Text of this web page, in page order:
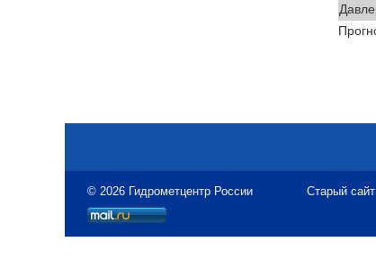
© 2026 Гидрометцентр России Старый сайт